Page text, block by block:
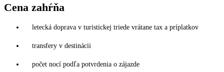
Cena zahŕňa
letecká doprava v turistickej triede vrátane tax a príplatkov
transfery v destinácii
počet nocí podľa potvrdenia o zájazde